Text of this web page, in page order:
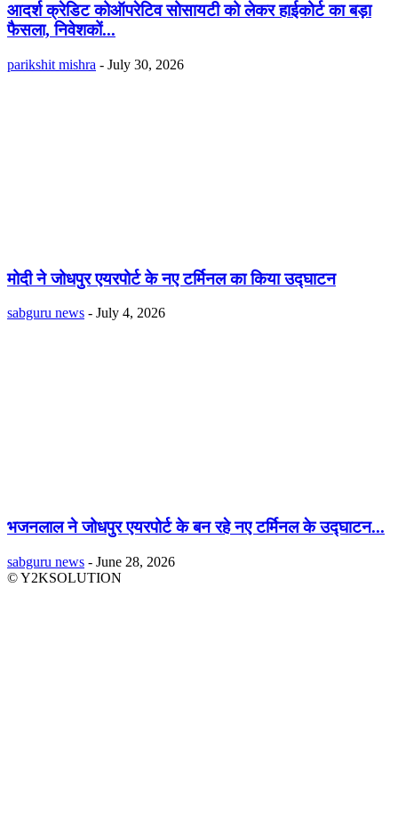
आदर्श क्रेडिट कोऑपरेटिव सोसायटी को लेकर हाईकोर्ट का बड़ा
फैसला, निवेशकों...
parikshit mishra - July 30, 2026
मोदी ने जोधपुर एयरपोर्ट के नए टर्मिनल का किया उद्घाटन
sabguru news - July 4, 2026
भजनलाल ने जोधपुर एयरपोर्ट के बन रहे नए टर्मिनल के उद्घाटन...
sabguru news - June 28, 2026
© Y2KSOLUTION